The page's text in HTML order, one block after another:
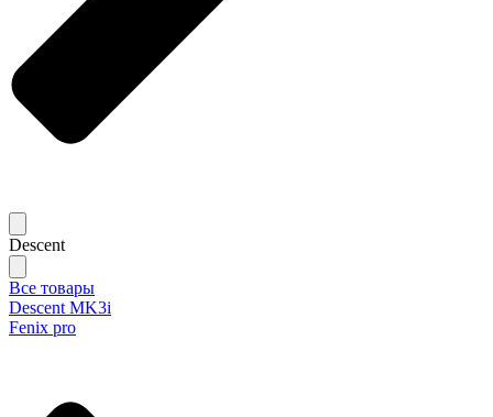
Descent
Все товары
Descent MK3i
Fenix pro